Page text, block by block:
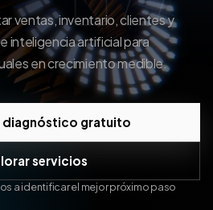
ventas, inventario, clientes y
inteligencia artificial para
en crecimiento medible.
diagnóstico gratuito
servicios
a identificar el mejor próximo paso